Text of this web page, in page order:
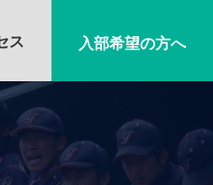
ス 入部希望の方へ